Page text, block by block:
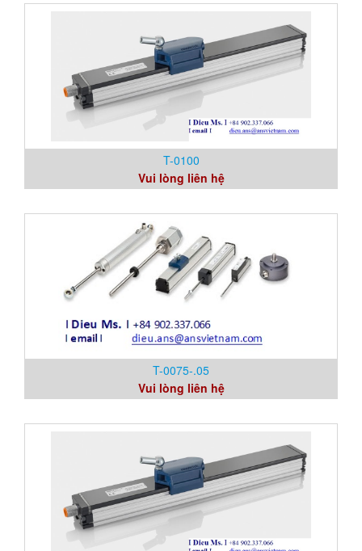
T-0100
Vui lòng liên hệ
T-0075-.05
Vui lòng liên hệ